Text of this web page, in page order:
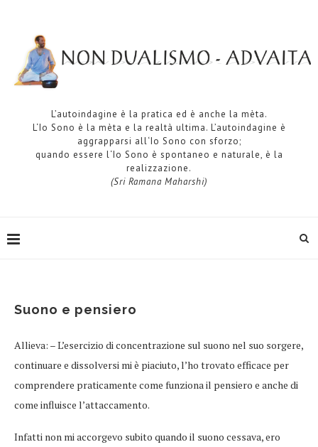
L’autoindagine è la pratica ed è anche la mèta.
L‘Io Sono è la mèta e la realtà ultima. L’autoindagine è
aggrapparsi all‘Io Sono con sforzo;
quando essere l‘Io Sono è spontaneo e naturale, è la
realizzazione.
(Sri Ramana Maharshi)
Suono e pensiero
Allieva: – L’esercizio di concentrazione sul suono nel suo sorgere,
continuare e dissolversi mi è piaciuto, l’ho trovato efficace per
comprendere praticamente come funziona il pensiero e anche di
come influisce l’attaccamento.
Infatti non mi accorgevo subito quando il suono cessava, ero